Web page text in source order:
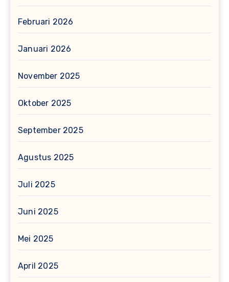
Februari 2026
Januari 2026
November 2025
Oktober 2025
September 2025
Agustus 2025
Juli 2025
Juni 2025
Mei 2025
April 2025